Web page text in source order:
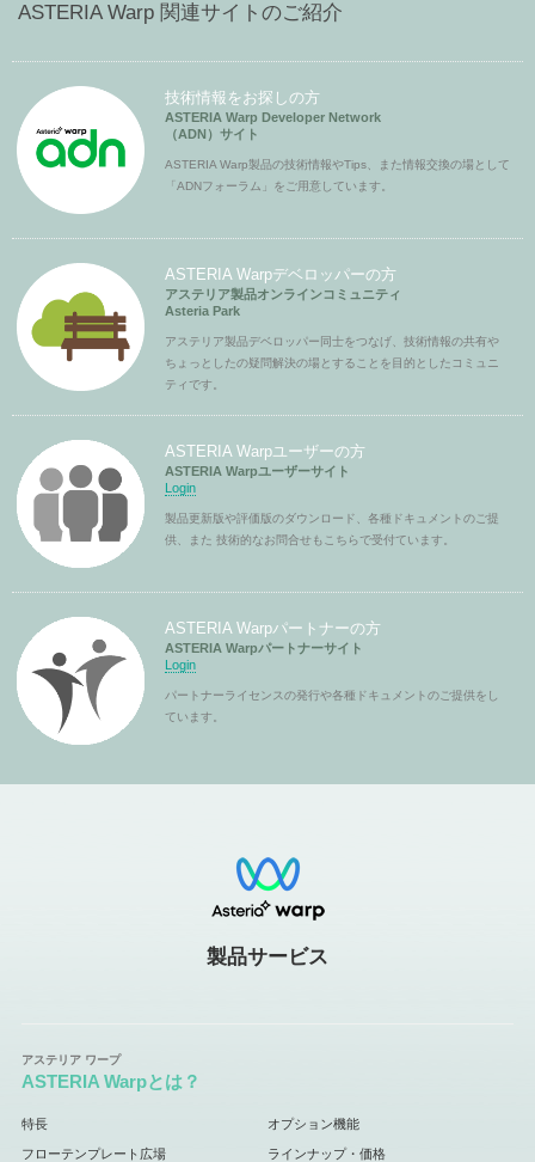
ASTERIA Warp 関連サイトのご紹介
技術情報をお探しの方
ASTERIA Warp Developer Network
（ADN）サイト
ASTERIA Warp製品の技術情報やTips、また情報交換の場として
「ADNフォーラム」をご用意しています。
ASTERIA Warpデベロッパーの方
アステリア製品オンラインコミュニティ
Asteria Park
アステリア製品デベロッパー同士をつなげ、技術情報の共有や
ちょっとしたの疑問解決の場とすることを目的としたコミュニ
ティです。
ASTERIA Warpユーザーの方
ASTERIA Warpユーザーサイト
Login
製品更新版や評価版のダウンロード、各種ドキュメントのご提
供、また 技術的なお問合せもこちらで受付ています。
ASTERIA Warpパートナーの方
ASTERIA Warpパートナーサイト
Login
パートナーライセンスの発行や各種ドキュメントのご提供をし
ています。
製品サービス
ASTERIA Warpとは？
特長 オプション機能
フローテンプレート広場 ラインナップ・価格